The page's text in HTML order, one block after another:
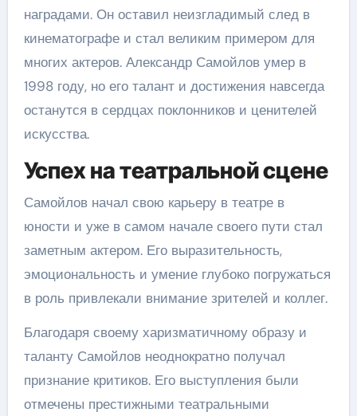
наградами. Он оставил неизгладимый след в
кинематографе и стал великим примером для
многих актеров. Александр Самойлов умер в
1998 году, но его талант и достижения навсегда
останутся в сердцах поклонников и ценителей
искусства.
Успех на театральной сцене
Самойлов начал свою карьеру в театре в
юности и уже в самом начале своего пути стал
заметным актером. Его выразительность,
эмоциональность и умение глубоко погружаться
в роль привлекали внимание зрителей и коллег.
Благодаря своему харизматичному образу и
таланту Самойлов неоднократно получал
признание критиков. Его выступления были
отмечены престижными театральными